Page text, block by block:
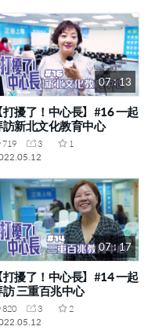
07 : 13
【打擾了！中心長】#16 一起
新北文化教育中心
719 3
1
07 : 17
【打擾了！中心長】#14 一起
三重百兆中心
820 3
2